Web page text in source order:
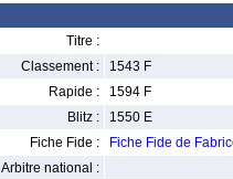
Titre :
Classement :
1543 F
Rapide :
1594 F
Blitz :
1550 E
Fiche Fide :
Fiche Fide de
Arbitre national :